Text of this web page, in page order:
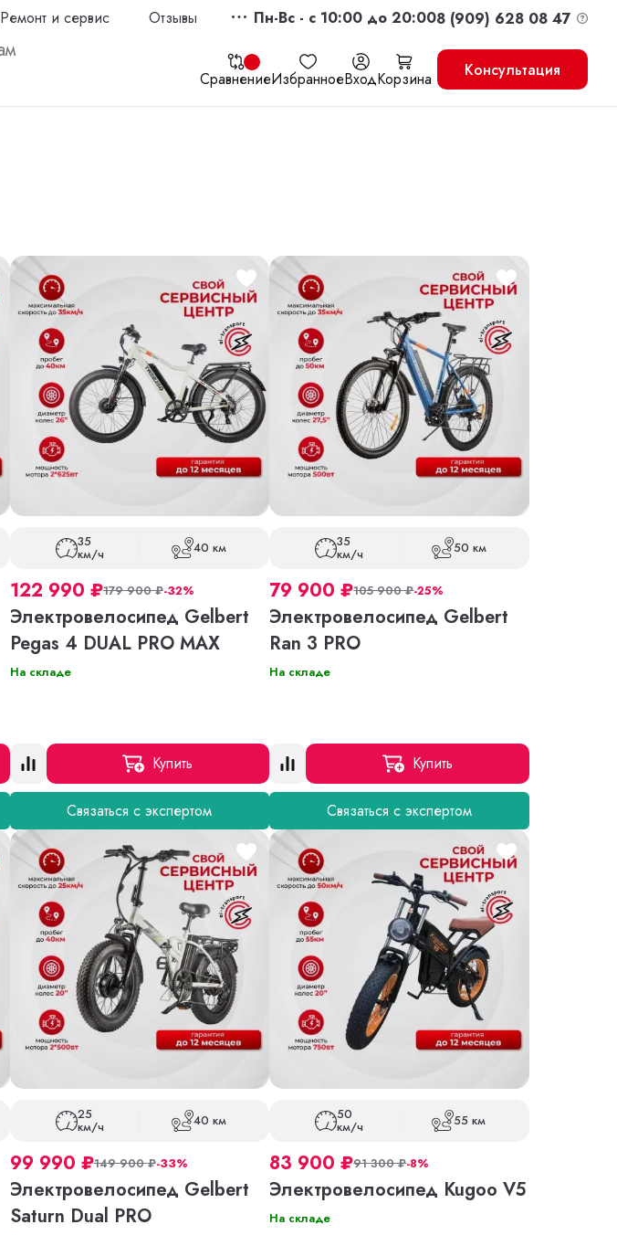
Ремонт и сервис Отзывы Пн-Вс - c 10:00 до 20:008 (909) 628 08 47
СравнениеИзбранноеВходКорзина Консультация
35
км/ч 40 км
122 990 ₽179 900₽-32%
Электровелосипед Gelbert
Pegas 4 DUAL PRO MAX
На складе
Купить
Связаться с экспертом
35
км/ч 50 км
79 900₽105 900₽-25%
Электровелосипед Gelbert
Ran 3 PRO
На складе
Купить
Связаться с экспертом
25
км/ч 40 км
99 990 ₽149 900₽-33%
Электровелосипед Gelbert
Saturn Dual PRO
50
км/ч 55 км
83 900₽91 300₽-8%
Электровелосипед Kugoo V5
На складе